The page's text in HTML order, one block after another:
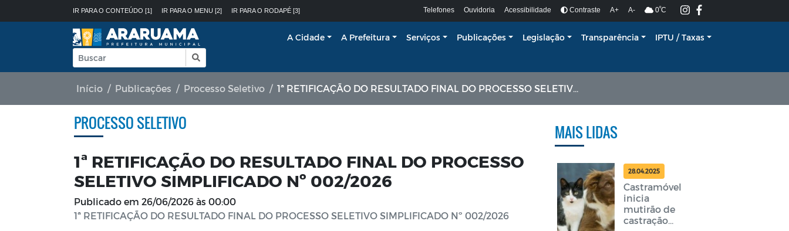
IR PARA O CONTEÚDO [1] IR PARA O MENU [2] IR PARA O RODAPÉ [3] Telefones Ouvidoria Acessibilidade Contraste A+ A- 0ºC
A Cidade A Prefeitura Serviços Publicações Legislação Transparência IPTU / Taxas
Início Publicações Processo Seletivo 1ª RETIFICAÇÃO DO RESULTADO FINAL DO PROCESSO SELETIVO SIMPLIFICADO Nº 002/2026
PROCESSO SELETIVO
1ª RETIFICAÇÃO DO RESULTADO FINAL DO PROCESSO
SELETIVO SIMPLIFICADO Nº 002/2026
Publicado em 26/06/2026 às 00:00
1ª RETIFICAÇÃO DO RESULTADO FINAL DO PROCESSO SELETIVO SIMPLIFICADO Nº 002/2026
MAIS LIDAS
28.04.2025
Castramóvel
inicia
mutirão de
castração